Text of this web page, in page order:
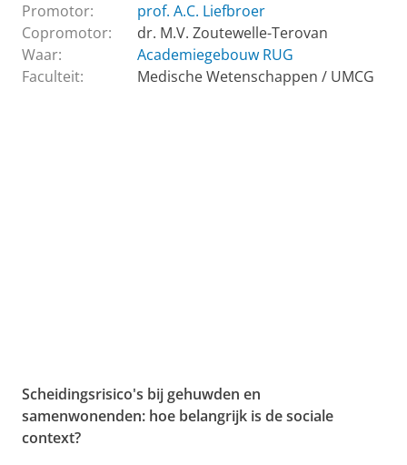
Promotor:
prof. A.C. Liefbroer
Copromotor:
dr. M.V. Zoutewelle-Terovan
Waar:
Academiegebouw RUG
Faculteit:
Medische Wetenschappen / UMCG
Scheidingsrisico's bij gehuwden en
samenwonenden: hoe belangrijk is de sociale
context?